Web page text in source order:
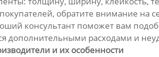
обратите внимание на
консультант поможет вам
дополнительными расходами и
и их особенности